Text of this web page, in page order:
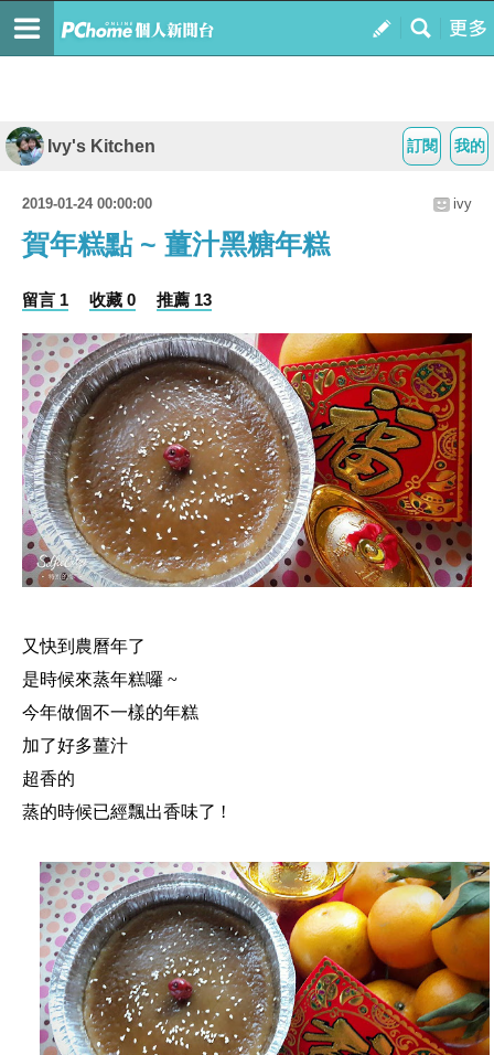
我的
訂閱
Ivy's Kitchen
2019-01-24 00:00:00 ivy
賀年糕點 ~ 薑汁黑糖年糕
留言 1 收藏 0 推薦 13
又快到農曆年了
是時候來蒸年糕囉 ~
今年做個不一樣的年糕
加了好多薑汁
超香的
蒸的時候已經飄出香味了 !